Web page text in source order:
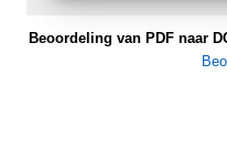
Beoordeling van PDF naar